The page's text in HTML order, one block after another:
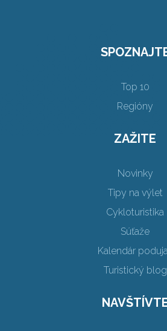
Top 10
Regióny
ZAŽITE
Novinky
Tipy na výlet
Cykloturistika
Súťaže
Kalendár
Turistický blog